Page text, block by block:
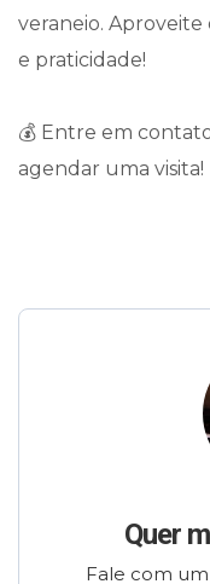
veraneio.
e praticidade!
💰 Entre em
agendar uma visita!
Quer
Fale com